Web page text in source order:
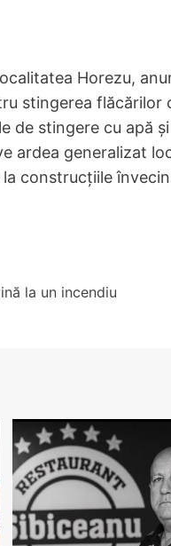
Horezu,
stingerea flăcărilor
de stingere cu apă
ardea generalizat
construcțiile
la un incendiu